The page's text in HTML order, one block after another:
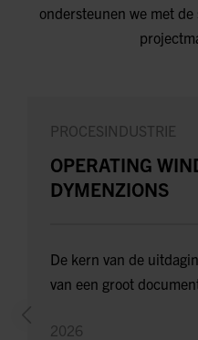
ondersteunen we met
PROCESINDUSTRIE
OPERATING
DYMENZIONS
De kern van de
van een groot
2026